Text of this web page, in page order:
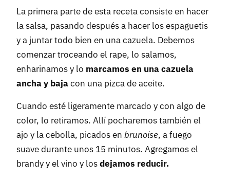
La primera parte de esta receta consiste en hacer
la salsa, pasando después a hacer los espaguetis
y a juntar todo bien en una cazuela. Debemos
comenzar troceando el rape, lo salamos,
enharinamos y lo marcamos en una cazuela
ancha y bajacon una pizca de aceite.
Cuando esté ligeramente marcado y con algo de
color, lo retiramos. Allí pocharemos también el
ajo y la cebolla, picados en brunoise, a fuego
suave durante unos 15 minutos. Agregamos el
brandy y el vino y losdejamos reducir.